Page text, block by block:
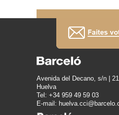
Avenida del Decano, s/n |
Huelva
Tel: +34 959 49 59 03
E-mail: